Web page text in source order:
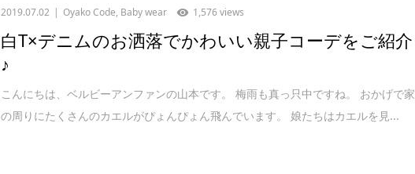
2019.07.02 Oyako Code, Baby wear 1,576 views
白T×デニムのお洒落でかわいい親子コーデをご紹介
♪
こんにちは、ベルビーアンファンの山本です。 梅雨も真っ只中ですね。 おかげで家
の周りにたくさんのカエルがぴょんぴょん飛んでいます。 娘たちはカエルを見...